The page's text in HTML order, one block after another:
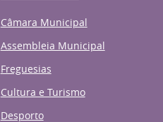
Câmara Municipal
Assembleia Municipal
Freguesias
Cultura e Turismo
Desporto